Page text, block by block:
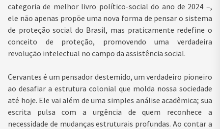
categoria de melhor livro político-social do ano de 2024 –,
ele não apenas propõe uma nova forma de pensar o sistema
de proteção social do Brasil, mas praticamente redefine o
conceito de proteção, promovendo uma verdadeira
revolução intelectual no campo da assistência social.
Cervantes é um pensador destemido, um verdadeiro pioneiro
ao desafiar a estrutura colonial que molda nossa sociedade
até hoje. Ele vai além de uma simples análise acadêmica; sua
escrita pulsa com a urgência de quem reconhece a
necessidade de mudanças estruturais profundas. Ao contar a